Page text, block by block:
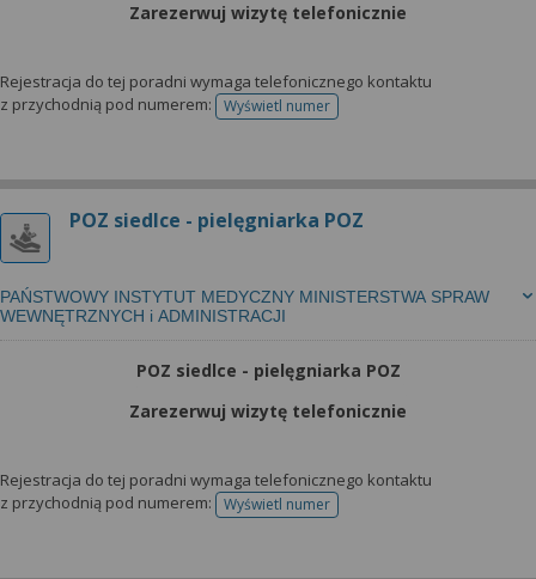
Zarezerwuj wizytę telefonicznie
Rejestracja do tej poradni wymaga telefonicznego kontaktu
z przychodnią pod numerem:
Wyświetl numertelefonu do rejestracji
POZ siedlce - pielęgniarka POZ
PAŃSTWOWY INSTYTUT MEDYCZNY MINISTERSTWA SPRAW
WEWNĘTRZNYCH i ADMINISTRACJI
POZ siedlce - pielęgniarka POZ
Zarezerwuj wizytę telefonicznie
Rejestracja do tej poradni wymaga telefonicznego kontaktu
z przychodnią pod numerem:
Wyświetl numertelefonu do rejestracji